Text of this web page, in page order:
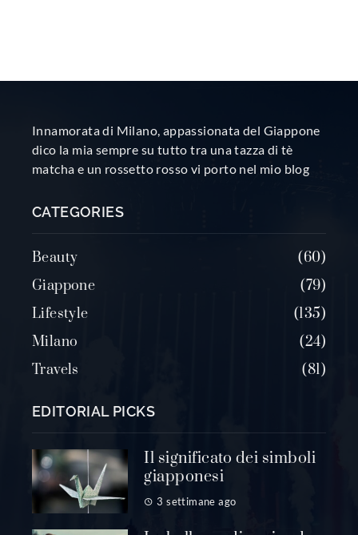
Innamorata di Milano, appassionata del Giappone
dico la mia sempre su tutto tra una tazza di tè
matcha e un rossetto rosso vi porto nel mio blog
CATEGORIES
Beauty
60
Giappone
79
Lifestyle
135
Milano
24
Travels
81
EDITORIAL PICKS
Il significato dei simboli
giapponesi
3 settimane ago